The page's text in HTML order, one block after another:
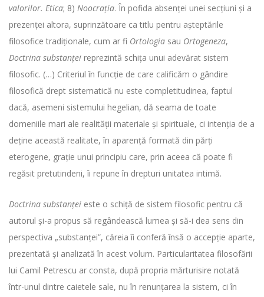
valorilor. Etica; 8) Noocraţia. În pofida absenţei unei secţiuni şi a
prezenţei altora, suprinzătoare ca titlu pentru aşteptările
filosofice tradiţionale, cum ar fi Ortologia sau Ortogeneza,
Doctrina substanţei reprezintă schiţa unui adevărat sistem
filosofic. (…) Criteriul în funcţie de care calificăm o gândire
filosofică drept sistematică nu este completitudinea, faptul
dacă, asemeni sistemului hegelian, dă seama de toate
domeniile mari ale realităţii materiale şi spirituale, ci intenţia de a
deţine această realitate, în aparenţă formată din părţi
eterogene, graţie unui principiu care, prin aceea că poate fi
regăsit pretutindeni, îi repune în drepturi unitatea intimă.
Doctrina substanţei este o schiţă de sistem filosofic pentru că
autorul şi-a propus să regândească lumea şi să-i dea sens din
perspectiva „substanţei”, căreia îi conferă însă o accepţie aparte,
prezentată şi analizată în acest volum. Particularitatea filosofării
lui Camil Petrescu ar consta, după propria mărturisire notată
într-unul dintre caietele sale, nu în renunţarea la sistem, ci în